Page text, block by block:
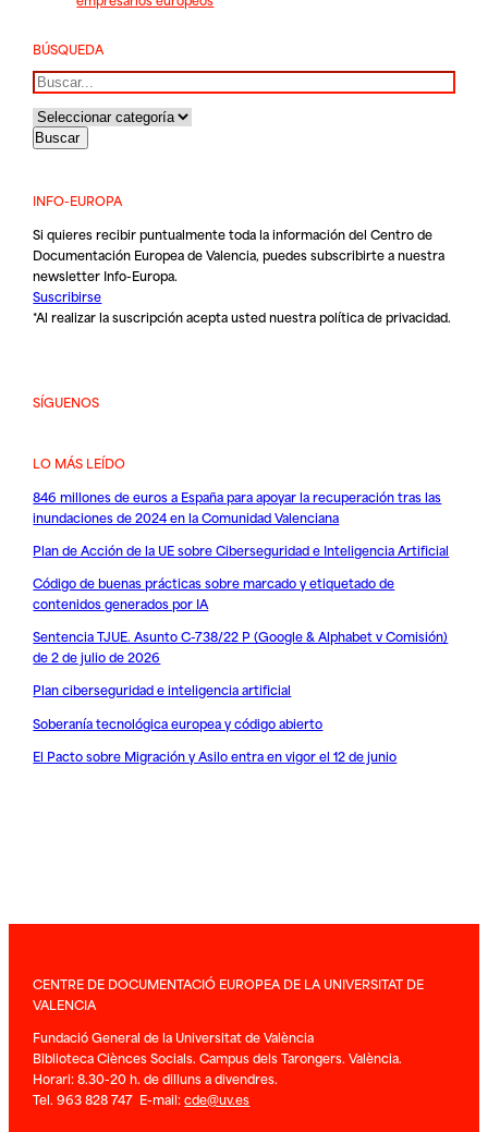
BÚSQUEDA
Buscar
INFO-EUROPA
Si quieres recibir puntualmente toda la información del Centro de
Documentación Europea de Valencia, puedes subscribirte a nuestra
newsletter Info-Europa.
Suscribirse
*Al realizar la suscripción acepta usted nuestrapolítica de privacidad.
SÍGUENOS
LO MÁS LEÍDO
846 millones de euros a España para apoyar la recuperación tras las
inundaciones de 2024 en la Comunidad Valenciana
Plan de Acción de la UE sobre Ciberseguridad e Inteligencia Artificial
Código de buenas prácticas sobre marcado y etiquetado de
contenidos generados por IA
Sentencia TJUE. Asunto C-738/22 P (Google & Alphabet v Comisión)
de 2 de julio de 2026
Plan ciberseguridad e inteligencia artificial
Soberanía tecnológica europea y código abierto
El Pacto sobre Migración y Asilo entra en vigor el 12 de junio
CENTRE DE DOCUMENTACIÓ EUROPEA DE LA UNIVERSITAT DE
VALENCIA
Fundació General de la Universitat de València
Biblioteca Ciènces Socials. Campus dels Tarongers. València.
Horari: 8.30-20 h. de dilluns a divendres.
Tel. 963 828 747 E-mail:cde@uv.es